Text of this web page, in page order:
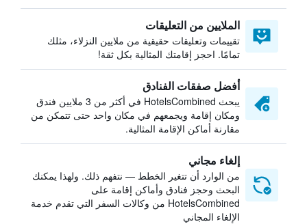
الملايين من التعليقات
تقييمات وتعليقات حقيقية من ملايين النزلاء، مثلك
تمامًا. احجز إقامتك المثالية بكل ثقة!
أفضل صفقات الفنادق
يبحث HotelsCombined في أكثر من 3 ملايين فندق
ومكان إقامة ويجمعهم في مكان واحد حتى تتمكن من
مقارنة أماكن الإقامة المثالية.
إلغاء مجاني
من الوارد أن تتغير الخطط — نتفهم ذلك. ولهذا يمكنك
البحث وحجز فنادق وأماكن إقامة على
HotelsCombined من وكالات السفر التي تقدم خدمة
الإلغاء المجاني